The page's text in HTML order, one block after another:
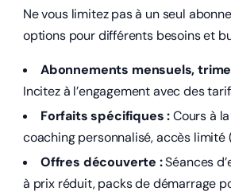
Ne vous limitez pas à un seul
options pour différents besoins et
Abonnements mensuels,
Incitez à l’engagement avec des
Forfaits spécifiques :Cours à
coaching personnalisé, accès limité
Offres découverte :Séances
à prix réduit, packs de démarrage